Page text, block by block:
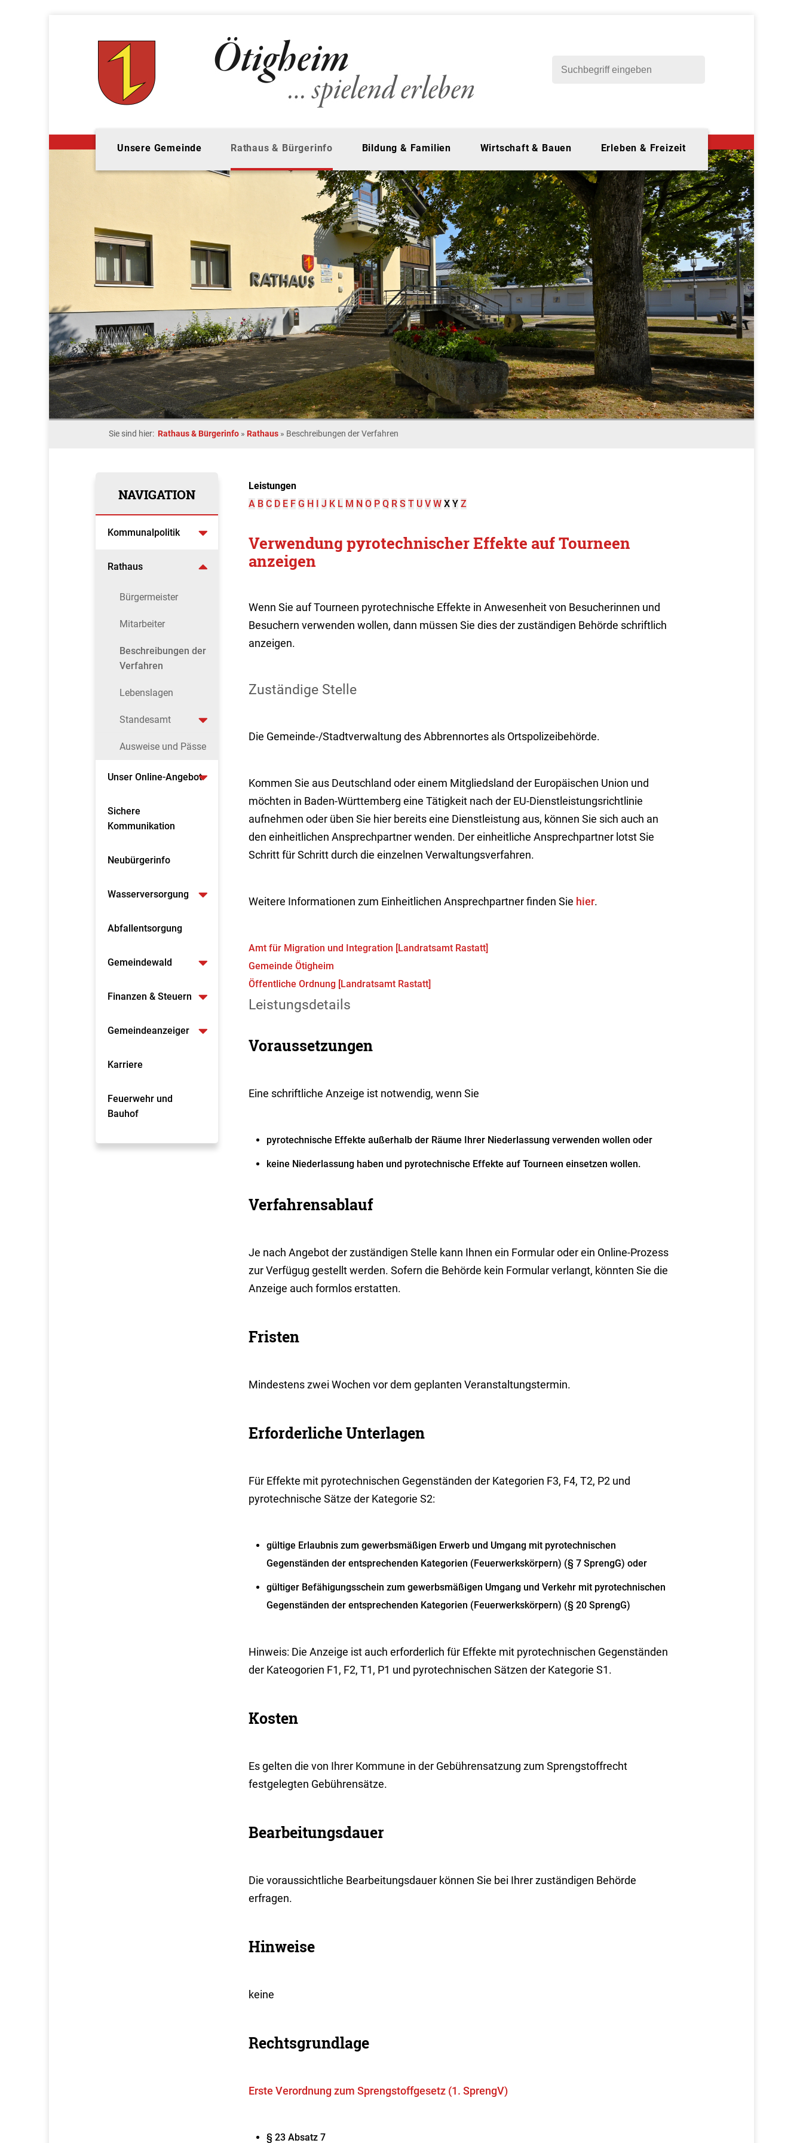
Unsere Gemeinde Rathaus & Bürgerinfo Bildung & Familien Wirtschaft & Bauen Erleben & Freizeit
Sie sind hier: Rathaus & Bürgerinfo » Rathaus » Beschreibungen der Verfahren
NAVIGATION
Kommunalpolitik
Rathaus
Bürgermeister
Mitarbeiter
Beschreibungen der
Verfahren
Lebenslagen
Standesamt
Ausweise und Pässe
Unser Online-Angebot
Sichere
Kommunikation
Neubürgerinfo
Wasserversorgung
Abfallentsorgung
Gemeindewald
Finanzen & Steuern
Gemeindeanzeiger
Karriere
Feuerwehr und
Bauhof
Leistungen
A B C D E F G H I J K L M N O P Q R S T U V W X Y Z
Verwendung pyrotechnischer Effekte auf Tourneen
anzeigen
Wenn Sie auf Tourneen pyrotechnische Effekte in Anwesenheit von Besucherinnen und
Besuchern verwenden wollen, dann müssen Sie dies der zuständigen Behörde schriftlich
anzeigen.
Zuständige Stelle
Die Gemeinde-/Stadtverwaltung des Abbrennortes als Ortspolizeibehörde.
Kommen Sie aus Deutschland oder einem Mitgliedsland der Europäischen Union und
möchten in Baden-Württemberg eine Tätigkeit nach der EU-Dienstleistungsrichtlinie
aufnehmen oder üben Sie hier bereits eine Dienstleistung aus, können Sie sich auch an
den einheitlichen Ansprechpartner wenden. Der einheitliche Ansprechpartner lotst Sie
Schritt für Schritt durch die einzelnen Verwaltungsverfahren.
Weitere Informationen zum Einheitlichen Ansprechpartner finden Sie hier.
Amt für Migration und Integration [Landratsamt Rastatt]
Gemeinde Ötigheim
Öffentliche Ordnung [Landratsamt Rastatt]
Leistungsdetails
Voraussetzungen
Eine schriftliche Anzeige ist notwendig, wenn Sie
pyrotechnische Effekte außerhalb der Räume Ihrer Niederlassung verwenden wollen oder
keine Niederlassung haben und pyrotechnische Effekte auf Tourneen einsetzen wollen.
Verfahrensablauf
Je nach Angebot der zuständigen Stelle kann Ihnen ein Formular oder ein Online-Prozess
zur Verfügug gestellt werden. Sofern die Behörde kein Formular verlangt, könnten Sie die
Anzeige auch formlos erstatten.
Fristen
Mindestens zwei Wochen vor dem geplanten Veranstaltungstermin.
Erforderliche Unterlagen
Für Effekte mit pyrotechnischen Gegenständen der Kategorien F3, F4, T2, P2 und
pyrotechnische Sätze der Kategorie S2:
gültige Erlaubnis zum gewerbsmäßigen Erwerb und Umgang mit pyrotechnischen
Gegenständen der entsprechenden Kategorien (Feuerwerkskörpern) (§ 7 SprengG) oder
gültiger Befähigungsschein zum gewerbsmäßigen Umgang und Verkehr mit pyrotechnischen
Gegenständen der entsprechenden Kategorien (Feuerwerkskörpern) (§ 20 SprengG)
Hinweis: Die Anzeige ist auch erforderlich für Effekte mit pyrotechnischen Gegenständen
der Kateogorien F1, F2, T1, P1 und pyrotechnischen Sätzen der Kategorie S1.
Kosten
Es gelten die von Ihrer Kommune in der Gebührensatzung zum Sprengstoffrecht
festgelegten Gebührensätze.
Bearbeitungsdauer
Die voraussichtliche Bearbeitungsdauer können Sie bei Ihrer zuständigen Behörde
erfragen.
Hinweise
keine
Rechtsgrundlage
Erste Verordnung zum Sprengstoffgesetz (1. SprengV)
§ 23 Absatz 7